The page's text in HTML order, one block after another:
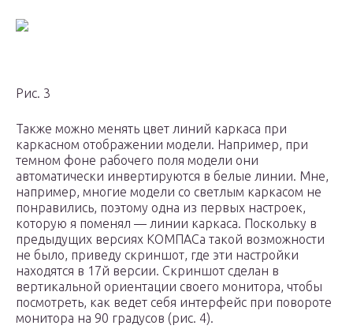
Рис. 3
Также можно менять цвет линий каркаса при
каркасном отображении модели. Например, при
темном фоне рабочего поля модели они
автоматически инвертируются в белые линии. Мне,
например, многие модели со светлым каркасом не
понравились, поэтому одна из первых настроек,
которую я поменял — линии каркаса. Поскольку в
предыдущих версиях КОМПАСа такой возможности
не было, приведу скриншот, где эти настройки
находятся в 17­й версии. Скриншот сделан в
вертикальной ориентации своего монитора, чтобы
посмотреть, как ведет себя интерфейс при повороте
монитора на 90 градусов (рис. 4).